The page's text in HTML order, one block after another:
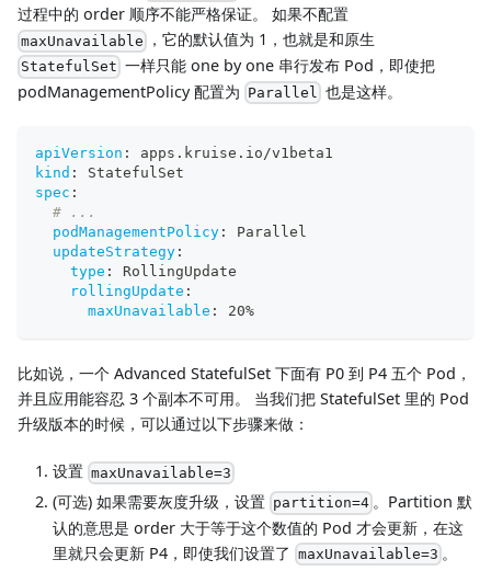
过程中的 order 顺序不能严格保证。 如果不配置
maxUnavailable ，它的默认值为 1，也就是和原生
StatefulSet 一样只能 one by one 串行发布 Pod，即使把
podManagementPolicy 配置为 Parallel 也是这样。
apiVersion :
apps.kruise.io/v1beta1
kind :
StatefulSet
spec :
# ...
podManagementPolicy :
Parallel
updateStrategy :
type :
RollingUpdate
rollingUpdate :
maxUnavailable : 20%
比如说，一个 Advanced StatefulSet 下面有 P0 到 P4 五个 Pod，
并且应用能容忍 3 个副本不可用。 当我们把 StatefulSet 里的 Pod
升级版本的时候，可以通过以下步骤来做：
设置 maxUnavailable=3
(可选) 如果需要灰度升级，设置 partition=4 。Partition 默
认的意思是 order 大于等于这个数值的 Pod 才会更新，在这
里就只会更新 P4，即使我们设置了
maxUnavailable=3 。